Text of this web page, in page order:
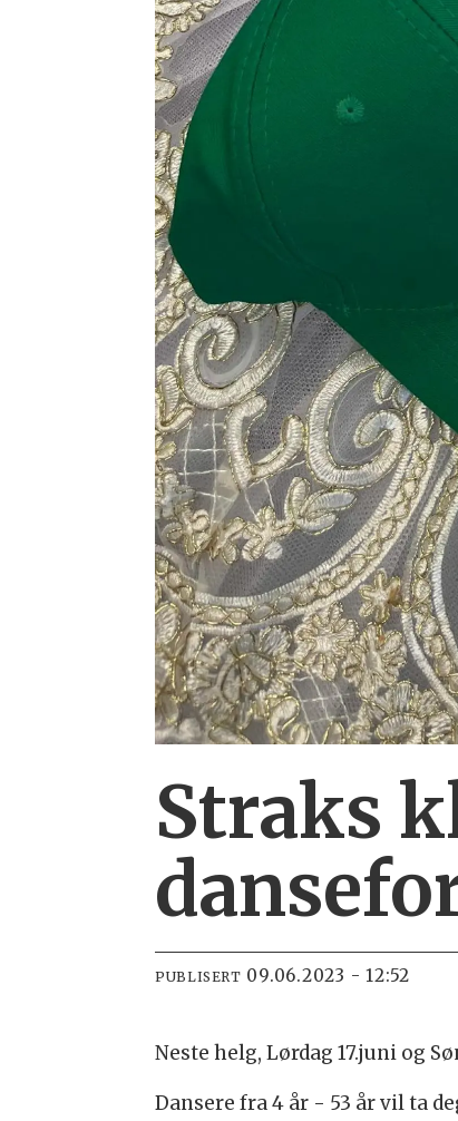
Straks
PUBLISERT 09.06.2023 - 12:52
Neste helg, Lørdag 17.juni og
Dansere fra 4 år - 53 år vil ta